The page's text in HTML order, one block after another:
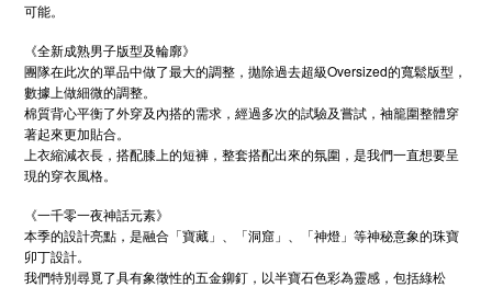
可能。
《全新成熟男子版型及輪廓》
團隊在此次的單品中做了最大的調整，拋除過去超級Oversized的寬鬆版型，
數據上做細微的調整。
棉質背心平衡了外穿及內搭的需求，經過多次的試驗及嘗試，袖籠圍整體穿
著起來更加貼合。
上衣縮減衣長，搭配膝上的短褲，整套搭配出來的氛圍，是我們一直想要呈
現的穿衣風格。
《一千零一夜神話元素》
本季的設計亮點，是融合「寶藏」、「洞窟」、「神燈」等神秘意象的珠寶
卯丁設計。
我們特別尋覓了具有象徵性的五金鉚釘，以半寶石色彩為靈感，包括綠松